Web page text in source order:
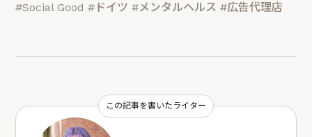
#Social Good #ドイツ #メンタルヘルス #広告代理店
この記事を書いたライター